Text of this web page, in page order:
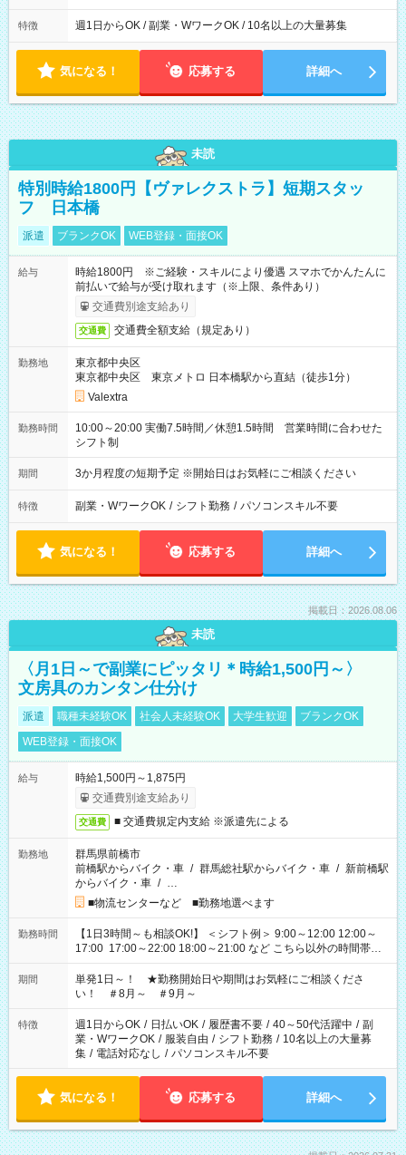
特徴 週1日からOK / 副業・WワークOK / 10名以上の大量募集
気になる！ 応募する 詳細へ
未読
特別時給1800円【ヴァレクストラ】短期スタッ
フ 日本橋
派遣 ブランクOK WEB登録・面接OK
給与
時給1800円 ※ご経験・スキルにより優遇 スマホでかんたんに
前払いで給与が受け取れます（※上限、条件あり）
交通費別途支給あり
交通費 交通費全額支給（規定あり）
勤務地
東京都中央区
東京都中央区 東京メトロ 日本橋駅から直結（徒歩1分）
Valextra
勤務時間
10:00～20:00 実働7.5時間／休憩1.5時間 営業時間に合わせた
シフト制
期間 3か月程度の短期予定 ※開始日はお気軽にご相談ください
特徴 副業・WワークOK / シフト勤務 / パソコンスキル不要
気になる！ 応募する 詳細へ
掲載日：2026.08.06
未読
〈月1日～で副業にピッタリ＊時給1,500円～〉
文房具のカンタン仕分け
派遣 職種未経験OK 社会人未経験OK 大学生歓迎
ブランクOK
WEB登録・面接OK
給与
時給1,500円～1,875円
交通費別途支給あり
交通費 ■ 交通費規定内支給 ※派遣先による
勤務地
群馬県前橋市
前橋駅からバイク・車 / 群馬総社駅からバイク・車 / 新前橋駅
からバイク・車 / …
■物流センターなど ■勤務地選べます
勤務時間
【1日3時間～も相談OK!】 ＜シフト例＞ 9:00～12:00 12:00～
17:00 17:00～22:00 18:00～21:00 など こちら以外の時間帯も
お気軽にご相談ください！
期間
単発1日～！ ★勤務開始日や期間はお気軽にご相談くださ
い！ ＃8月～ ＃9月～
特徴 週1日からOK / 日払いOK / 履歴書不要 / 40～50代活躍中 / 副
業・WワークOK / 服装自由 / シフト勤務 / 10名以上の大量募
集 / 電話対応なし / パソコンスキル不要
気になる！ 応募する 詳細へ